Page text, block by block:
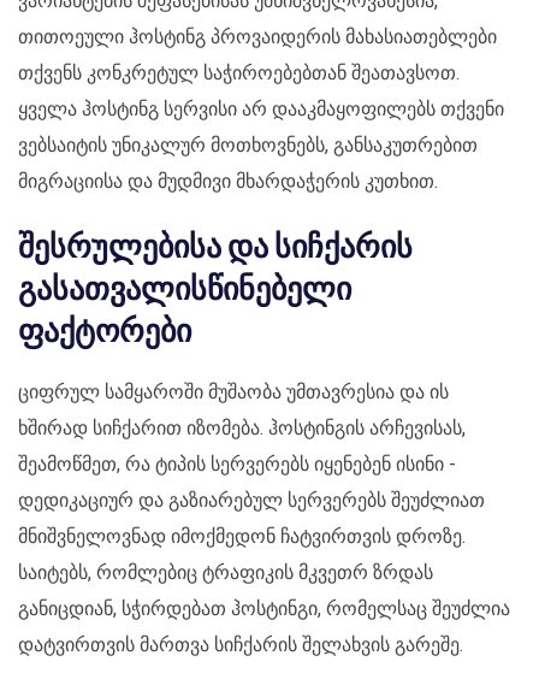
თითოეული ჰოსტინგ პროვაიდერის მახასიათებლები
თქვენს კონკრეტულ საჭიროებებთან შეათავსოთ.
ყველა ჰოსტინგ სერვისი არ დააკმაყოფილებს თქვენი
ვებსაიტის უნიკალურ მოთხოვნებს, განსაკუთრებით
მიგრაციისა და მუდმივი მხარდაჭერის კუთხით.
შესრულებისა და სიჩქარის
გასათვალისწინებელი
ფაქტორები
ციფრულ სამყაროში მუშაობა უმთავრესია და ის
ხშირად სიჩქარით იზომება. ჰოსტინგის არჩევისას,
შეამოწმეთ, რა ტიპის სერვერებს იყენებენ ისინი -
დედიკაციურ და გაზიარებულ სერვერებს შეუძლიათ
მნიშვნელოვნად იმოქმედონ ჩატვირთვის დროზე.
საიტებს, რომლებიც ტრაფიკის მკვეთრ ზრდას
განიცდიან, სჭირდებათ ჰოსტინგი, რომელსაც შეუძლია
დატვირთვის მართვა სიჩქარის შელახვის გარეშე.